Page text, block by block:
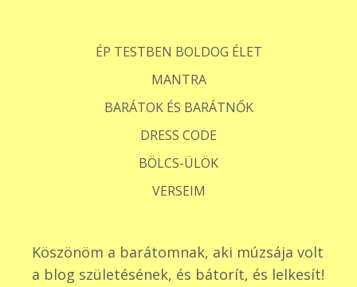
ÉP TESTBEN BOLDOG ÉLET
MANTRA
BARÁTOK ÉS BARÁTNŐK
DRESS CODE
BÖLCS-ÜLÖK
VERSEIM
Köszönöm a barátomnak, aki múzsája volt
a blog születésének, és bátorít, és lelkesít!